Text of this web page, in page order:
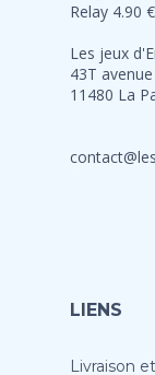
Relay 4.90
Les jeux
43T
11480 La
LIENS
Livraison